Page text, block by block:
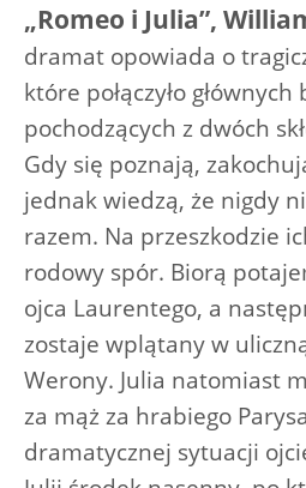
„Romeo i Julia”,
dramat opowiada o
które połączyło
pochodzących z dwóch
Gdy się poznają,
jednak wiedzą, że nigdy
razem. Na przeszkodzie
rodowy spór. Biorą
ojca Laurentego, a
zostaje wplątany w
Werony. Julia natomiast
za mąż za hrabiego
dramatycznej sytuacji